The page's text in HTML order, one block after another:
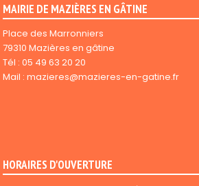
MAIRIE DE MAZIÈRES EN GÂTINE
Place des Marronniers
79310 Mazières en gâtine
Tél : 05 49 63 20 20
Mail : mazieres@mazieres-en-gatine.fr
HORAIRES D'OUVERTURE